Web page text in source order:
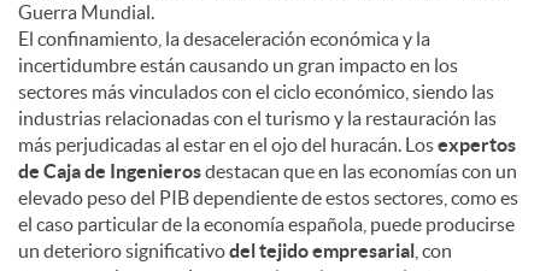
Guerra Mundial.
El confinamiento, la desaceleración económica y la
incertidumbre están causando un gran impacto en los
sectores más vinculados con el ciclo económico, siendo las
industrias relacionadas con el turismo y la restauración las
más perjudicadas al estar en el ojo del huracán. Losexpertos
de Caja de Ingenierosdestacan que en las economías con un
elevado peso del PIB dependiente de estos sectores, como es
el caso particular de la economía española, puede producirse
un deterioro significativodel tejido empresarial , con